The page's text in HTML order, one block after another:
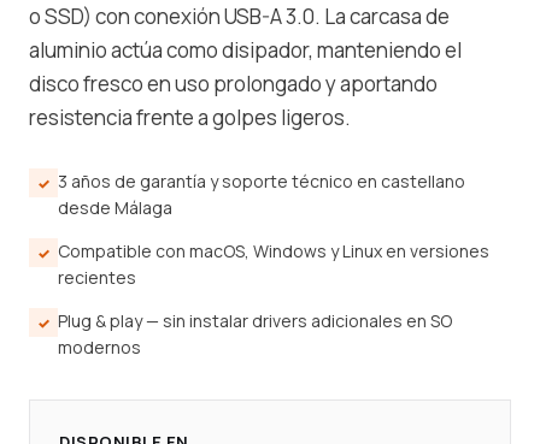
o SSD) con conexión USB-A 3.0. La carcasa de
aluminio actúa como disipador, manteniendo el
disco fresco en uso prolongado y aportando
resistencia frente a golpes ligeros.
3 años de garantía y soporte técnico en castellano
desde Málaga
Compatible con macOS, Windows y Linux en versiones
recientes
Plug & play — sin instalar drivers adicionales en SO
modernos